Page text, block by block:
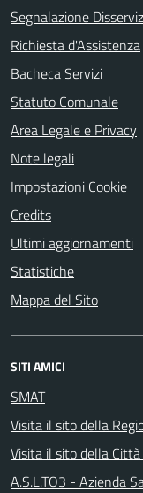
Segnalazione
Richiesta d'Assistenza
Bacheca Servizi
Statuto Comunale
Area Legale e Privacy
Note legali
Impostazioni Cookie
Credits
Ultimi aggiornamenti
Statistiche
Mappa del Sito
SITI AMICI
SMAT
Visita il sito della
Visita il sito della
A.S.L.TO3 - Azienda